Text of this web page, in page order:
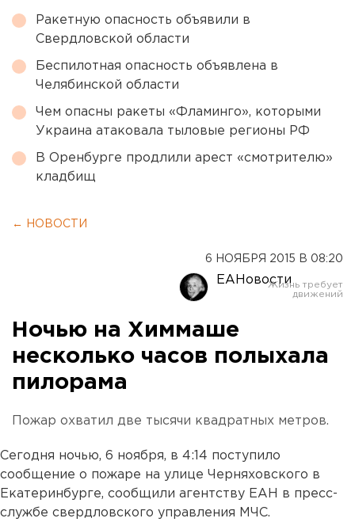
Ракетную опасность объявили в
Свердловской области
Беспилотная опасность объявлена в
Челябинской области
Чем опасны ракеты «Фламинго», которыми
Украина атаковала тыловые регионы РФ
В Оренбурге продлили арест «смотрителю»
кладбищ
← НОВОСТИ
6 НОЯБРЯ 2015 В 08:20
ЕАНовости
Ночью на Химмаше
несколько часов полыхала
пилорама
Пожар охватил две тысячи квадратных метров.
Сегодня ночью, 6 ноября, в 4:14 поступило
сообщение о пожаре на улице Черняховского в
Екатеринбурге, сообщили агентству ЕАН в пресс-
службе свердловского управления МЧС.